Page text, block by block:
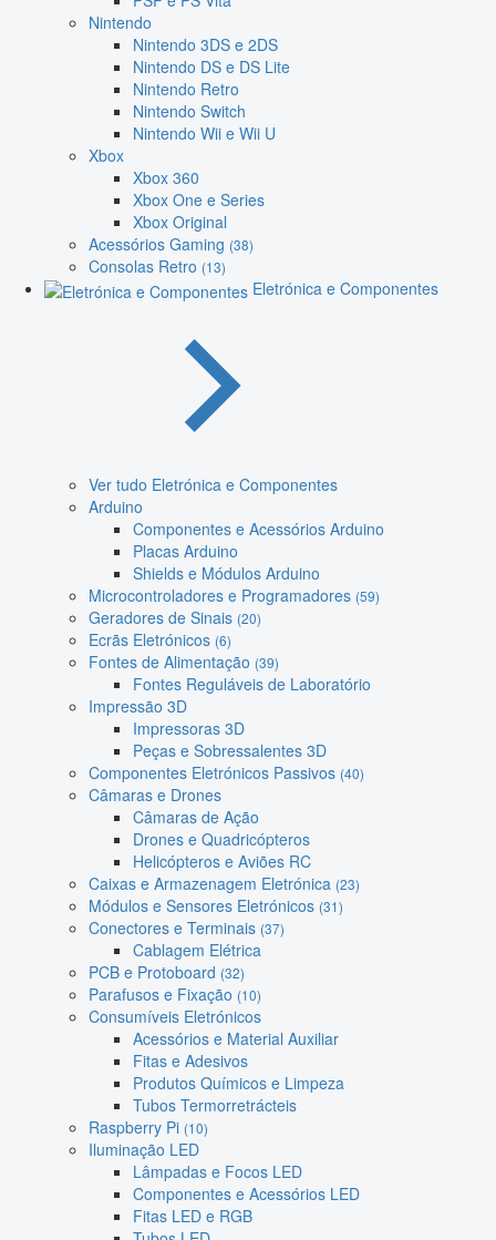
Nintendo
Nintendo 3DS e 2DS
Nintendo DS e DS Lite
Nintendo Retro
Nintendo Switch
Nintendo Wii e Wii U
Xbox
Xbox 360
Xbox One e Series
Xbox Original
Acessórios Gaming (38)
Consolas Retro (13)
Eletrónica e Componentes
Ver tudo Eletrónica e Componentes
Arduino
Componentes e Acessórios Arduino
Placas Arduino
Shields e Módulos Arduino
Microcontroladores e Programadores (59)
Geradores de Sinais (20)
Ecrãs Eletrónicos (6)
Fontes de Alimentação (39)
Fontes Reguláveis de Laboratório
Impressão 3D
Impressoras 3D
Peças e Sobressalentes 3D
Componentes Eletrónicos Passivos (40)
Câmaras e Drones
Câmaras de Ação
Drones e Quadricópteros
Helicópteros e Aviões RC
Caixas e Armazenagem Eletrónica (23)
Módulos e Sensores Eletrónicos (31)
Conectores e Terminais (37)
Cablagem Elétrica
PCB e Protoboard (32)
Parafusos e Fixação (10)
Consumíveis Eletrónicos
Acessórios e Material Auxiliar
Fitas e Adesivos
Produtos Químicos e Limpeza
Tubos Termorretrácteis
Raspberry Pi (10)
Iluminação LED
Lâmpadas e Focos LED
Componentes e Acessórios LED
Fitas LED e RGB